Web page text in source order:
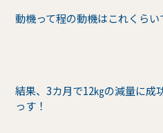
動機って程の動機はこれくらい
結果、3カ月で12㎏の減量に成
っす！